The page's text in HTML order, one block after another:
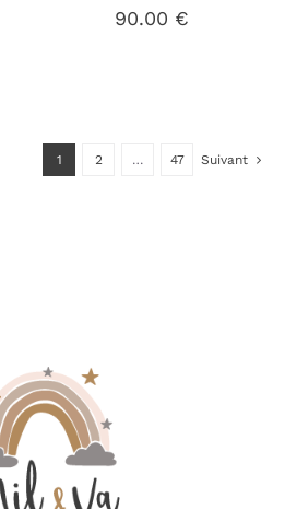
90.00 €
1 2 … 47 Suivant